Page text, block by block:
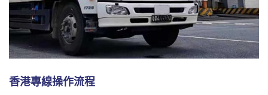
香港專線操作流程